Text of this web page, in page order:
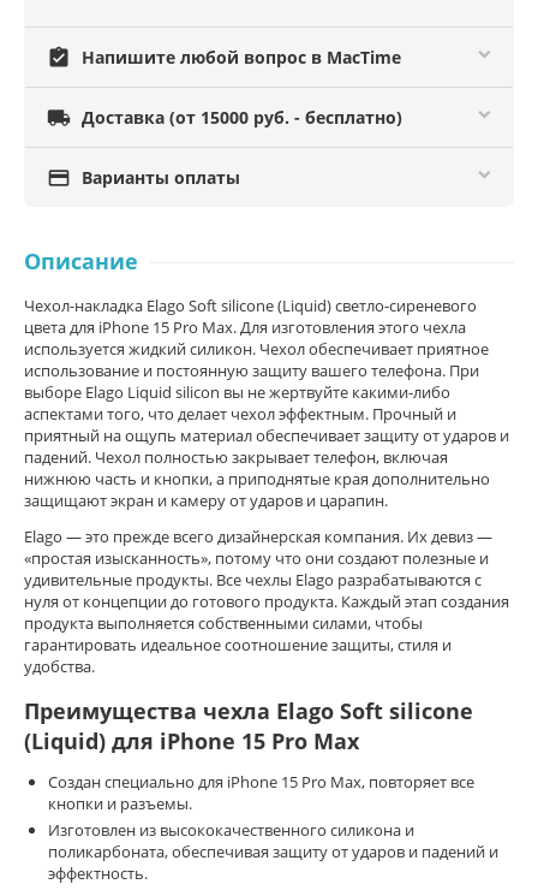
assignment_turned_in Напишите любой вопрос в MacTime
 Доставка (от 15000 руб. - бесплатно)
 Варианты оплаты
Описание
Чехол-накладка Elago Soft silicone (Liquid) светло-сиреневого
цвета для iPhone 15 Pro Max. Для изготовления этого чехла
используется жидкий силикон. Чехол обеспечивает приятное
использование и постоянную защиту вашего телефона. При
выборе Elago Liquid silicon вы не жертвуйте какими-либо
аспектами того, что делает чехол эффектным. Прочный и
приятный на ощупь материал обеспечивает защиту от ударов и
падений. Чехол полностью закрывает телефон, включая
нижнюю часть и кнопки, а приподнятые края дополнительно
защищают экран и камеру от ударов и царапин.
Elago — это прежде всего дизайнерская компания. Их девиз —
«простая изысканность», потому что они создают полезные и
удивительные продукты. Все чехлы Elago разрабатываются с
нуля от концепции до готового продукта. Каждый этап создания
продукта выполняется собственными силами, чтобы
гарантировать идеальное соотношение защиты, стиля и
удобства.
Преимущества чехла Elago Soft silicone
(Liquid) для iPhone 15 Pro Max
Создан специально для iPhone 15 Pro Max, повторяет все
кнопки и разъемы.
Изготовлен из высококачественного силикона и
поликарбоната, обеспечивая защиту от ударов и падений и
эффектность.